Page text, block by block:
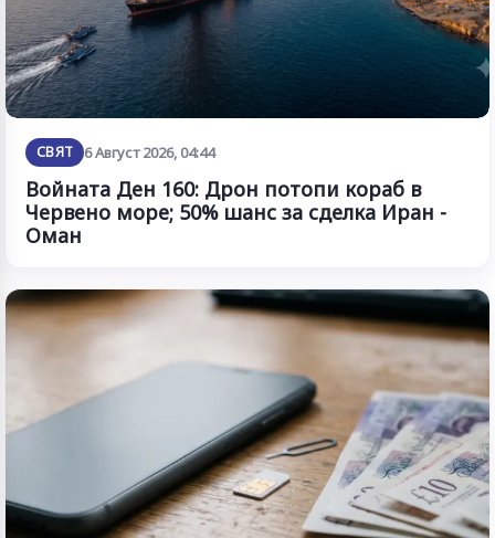
СВЯТ 6 Август 2026, 04:44
Войната Ден 160: Дрон потопи кораб в
Червено море; 50% шанс за сделка Иран -
Оман